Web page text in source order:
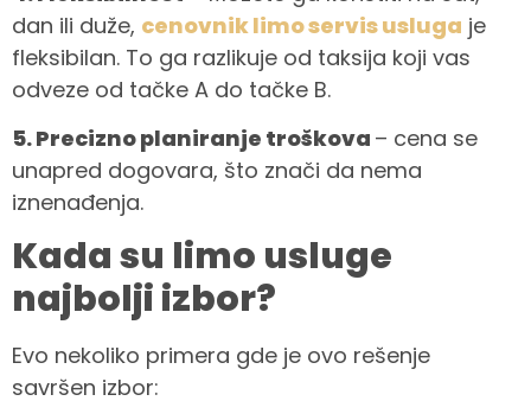
dan ili duže, cenovnik limo servis usluga je
fleksibilan. To ga razlikuje od taksija koji vas
odveze od tačke A do tačke B.
5. Precizno planiranje troškova – cena se
unapred dogovara, što znači da nema
iznenađenja.
Kada su limo usluge
najbolji izbor?
Evo nekoliko primera gde je ovo rešenje
savršen izbor: